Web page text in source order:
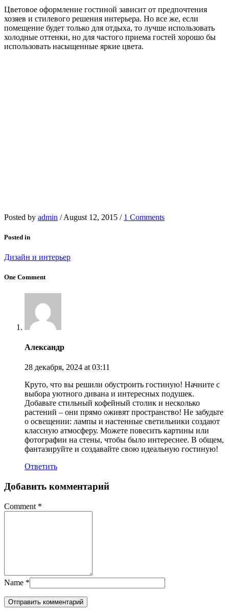
Цветовое оформление гостиной зависит от предпочтения
хозяев и стилевого решения интерьера. Но все же, если
помещение будет только для отдыха, то лучше использовать
холодные оттенки, но для частого приема гостей хорошо бы
использовать насыщенные яркие цвета.
Posted by admin / August 12, 2015 / 1 Comments
Posted in
Дизайн и интерьер
One Comment
Александр
28 декабря, 2024 at 03:11
Круто, что вы решили обустроить гостиную! Начните с
выбора уютного дивана и интересных подушек.
Добавьте стильный кофейный столик и несколько
растений – они прямо оживят пространство! Не забудьте
о освещении: лампы и настенные светильники создают
классную атмосферу. Можете повесить картины или
фотографии на стены, чтобы было интереснее. В общем,
фантазируйте и создавайте свою идеальную гостиную!
Ответить
Добавить комментарий
Comment *
Name *